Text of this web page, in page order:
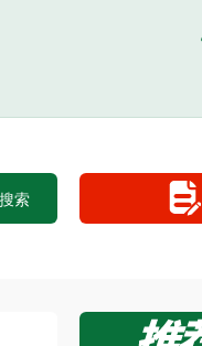
搜索